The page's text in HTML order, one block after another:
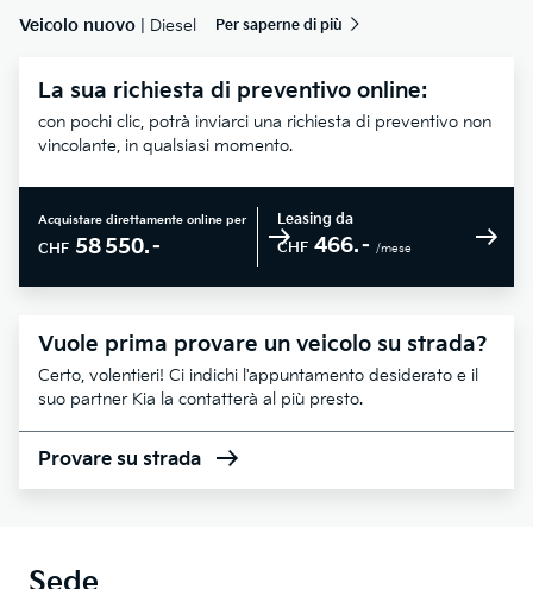
Veicolo nuovo | Diesel Per saperne di più
La sua richiesta di preventivo online:
con pochi clic, potrà inviarci una richiesta di preventivo non
vincolante, in qualsiasi momento.
Acquistare direttamente online per
CHF 58 550.–
Leasing da
CHF 466.– /mese
Vuole prima provare un veicolo su strada?
Certo, volentieri! Ci indichi l'appuntamento desiderato e il
suo partner Kia la contatterà al più presto.
Provare su strada